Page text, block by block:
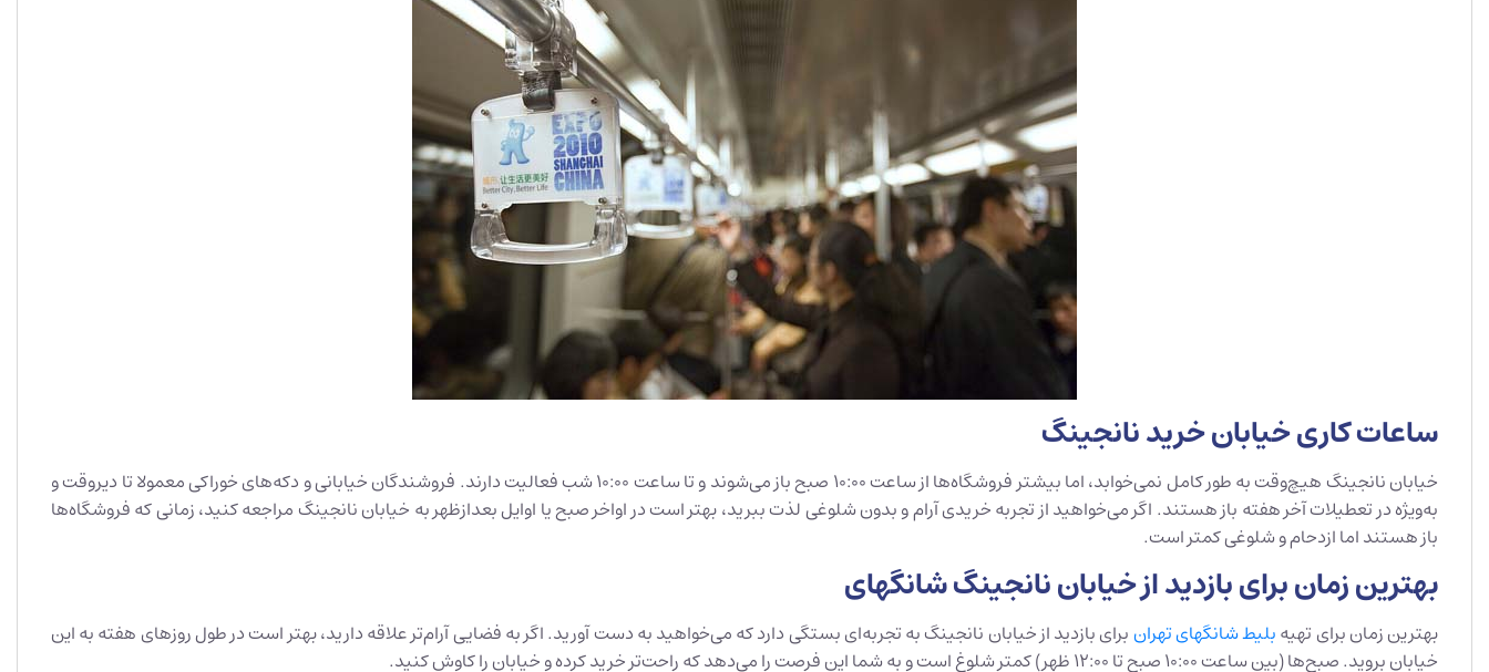
ساعات کاری خیابان خرید نانجینگ
خیابان نانجینگ هیچ‌وقت به طور کامل نمی‌خوابد، اما بیشتر فروشگاه‌ها از ساعت 10:00 صبح باز می‌شوند و تا ساعت 10:00 شب فعالیت دارند. فروشندگان خیابانی و دکه‌های خوراکی معمولا تا دیروقت و
به‌ویژه در تعطیلات آخر هفته باز هستند. اگر می‌خواهید از تجربه خریدی آرام و بدون شلوغی لذت ببرید، بهتر است در اواخر صبح یا اوایل بعدازظهر به خیابان نانجینگ مراجعه کنید، زمانی که فروشگاه‌ها
باز هستند اما ازدحام و شلوغی کمتر است.
بهترین زمان برای بازدید از خیابان نانجینگ شانگهای
بهترین زمان برای تهیهبلیط شانگهای تهرانبرای بازدید از خیابان نانجینگ به تجربه‌ای بستگی دارد که می‌خواهید به دست آورید. اگر به فضایی آرام‌تر علاقه دارید، بهتر است در طول روزهای هفته به این
خیابان بروید. صبح‌ها (بین ساعت 10:00 صبح تا 12:00 ظهر) کمتر شلوغ است و به شما این فرصت را می‌دهد که راحت‌تر خرید کرده و خیابان را کاوش کنید.